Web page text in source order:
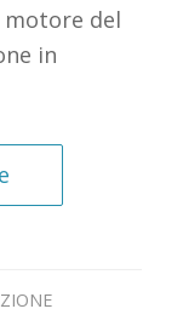
del
in